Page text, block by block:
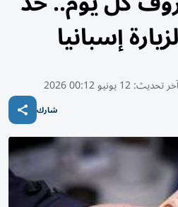
إسبانيا
آخر تحديث:12 يونيو 00:12 2026
شارك